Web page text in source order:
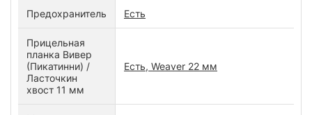
Предохранитель Есть
Прицельная
планка Вивер
(Пикатинни) /
Ласточкин
хвост 11 мм
Есть, Weaver 22 мм